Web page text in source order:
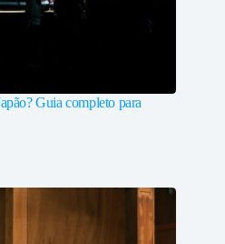
Guia completo para